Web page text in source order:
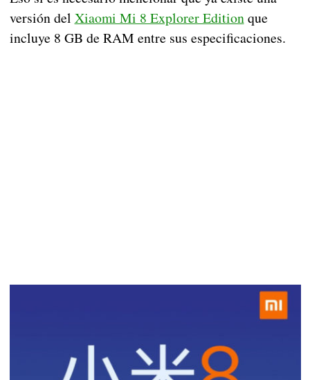
versión del Xiaomi Mi 8 Explorer Editionque
incluye 8 GB de RAM entre sus especificaciones.